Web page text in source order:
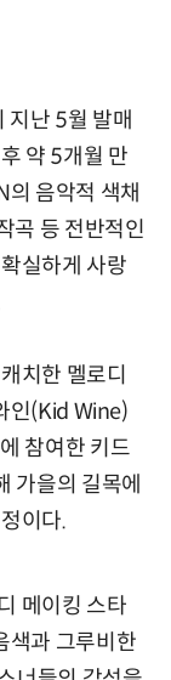
난 5월 발매
약 5개월 만
의 음악적 색채
곡 등 전반적인
실하게 사랑
치한 멜로디
인(Kid Wine)
참여한 키드
가을의 길목에
이다.
메이킹 스타
색과 그루비한